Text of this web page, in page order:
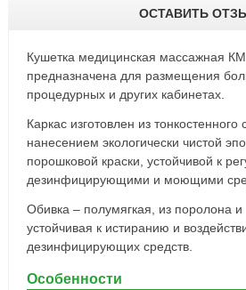
ОСТАВИТЬ
Кушетка медицинская массажная
предназначена для размещения
процедурных и других кабинетах.
Каркас изготовлен из
нанесением экологически чистой
порошковой краски, устойчивой к
дезинфицирующими и моющими
Обивка – полумягкая, из поролона и
устойчивая к истиранию и
дезинфицирующих средств.
Особенности